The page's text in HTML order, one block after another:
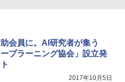
助会員に。AI研究者が集う
ープラーニング協会」設立発
2017年10月5日